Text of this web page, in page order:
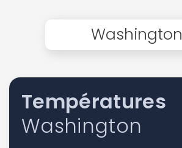
Washington
Températures
Washington